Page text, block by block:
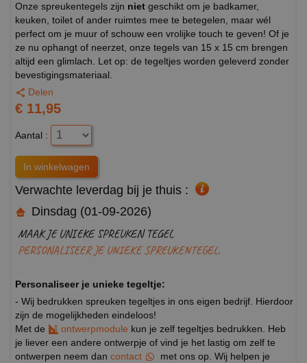
Onze spreukentegels zijn niet geschikt om je badkamer,
keuken, toilet of ander ruimtes mee te betegelen, maar wél
perfect om je muur of schouw een vrolijke touch te geven! Of je
ze nu ophangt of neerzet, onze tegels van 15 x 15 cm brengen
altijd een glimlach. Let op: de tegeltjes worden geleverd zonder
bevestigingsmateriaal.
Delen
€ 11,95
Aantal :
Verwachte leverdag bij je thuis :
Dinsdag (01-09-2026)
MAAK JE UNIEKE SPREUKEN TEGEL
PERSONALISEER JE UNIEKE SPREUKENTEGEL.
Personaliseer je unieke tegeltje:
- Wij bedrukken spreuken tegeltjes in ons eigen bedrijf. Hierdoor
zijn de mogelijkheden eindeloos!
Met de
ontwerpmodule kun je zelf tegeltjes bedrukken. Heb
je liever een andere ontwerpje of vind je het lastig om zelf te
ontwerpen neem dan contact
met ons op. Wij helpen je